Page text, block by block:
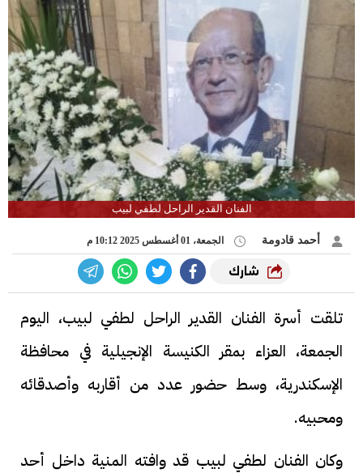
الفنان القدير الراحل لطفي لبيب
أحمد قادومة الجمعة، 01 أغسطس 2025 10:12 م
شارك
تلقت أسرة الفنان القدير الراحل لطفي لبيب، اليوم
الجمعة، العزاء بمقر الكنيسة الإنجيلية في محافظة
الإسكندرية، وسط حضور عدد من أقاربه وأصدقائه
ومحبيه.
وكان الفنان لطفي لبيب قد وافته المنية داخل أحد